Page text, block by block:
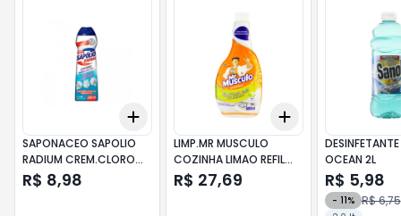
10
Add
SAPONACEO SAPOLIO
RADIUM CREM.CLORO
L250P200ML
R$ 8,98
10
Add
LIMP.MR MUSCULO
COZINHA LIMAO REFIL
500ML
R$ 27,69
OCEAN 2L
R$ 5,98
- 11% R$ 6,75